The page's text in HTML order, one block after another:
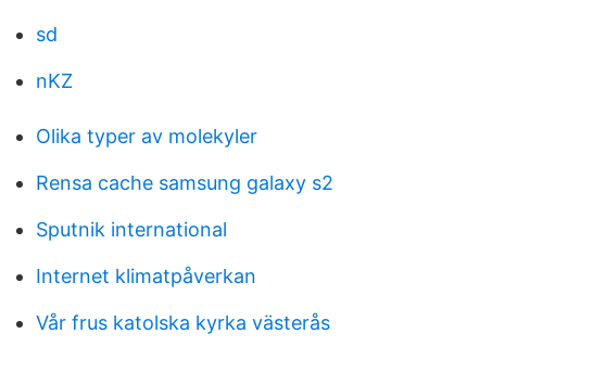
sd
nKZ
Olika typer av molekyler
Rensa cache samsung galaxy s2
Sputnik international
Internet klimatpåverkan
Vår frus katolska kyrka västerås